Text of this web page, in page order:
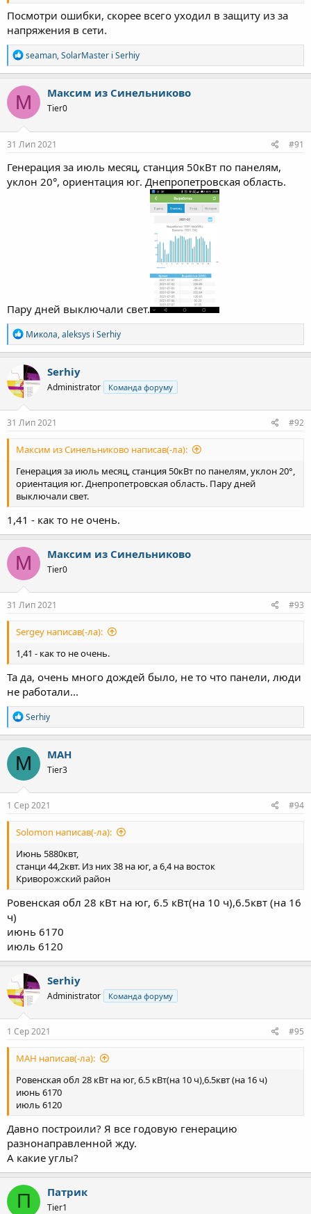
Посмотри ошибки, скорее всего уходил в защиту из за
напряжения в сети.
Р
е
а
к
ц
і
ї
:
seaman,SolarMaster і Serhiy
М Максим из Синельниково
Tier0
31 Лип 2021 #91
Генерация за июль месяц, станция 50кВт по панелям,
уклон 20°, ориентация юг. Днепропетровская область.
Пару дней выключали свет.
Р
е
а
к
ц
і
:
Микола,aleksys і Serhiy
Serhiy
Administrator Команда форуму
31 Лип 2021 #92
Максим из Синельниково написав(-ла):
Генерация за июль месяц, станция 50кВт по панелям, уклон 20°,
ориентация юг. Днепропетровская область. Пару дней
выключали свет.
1,41 - как то не очень.
М Максим из Синельниково
Tier0
31 Лип 2021 #93
Sergey написав(-ла):
1,41 - как то не очень.
Та да, очень много дождей было, не то что панели, люди
не работали...
Р
е
а
к
ц
і
ї
:
Serhiy
М МАН
Tier3
1 Сер 2021 #94
Solomon написав(-ла):
Июнь 5880квт,
станци 44,2квт. Из них 38 на юг, а 6,4 на восток
Криворожский район
Ровенская обл 28 кВт на юг, 6.5 кВт(на 10 ч),6.5квт (на 16
ч)
июнь 6170
июль 6120
Serhiy
Administrator Команда форуму
1 Сер 2021 #95
МАН написав(-ла):
Ровенская обл 28 кВт на юг, 6.5 кВт(на 10 ч),6.5квт (на 16 ч)
июнь 6170
июль 6120
Давно построили? Я все годовую генерацию
разнонаправленной жду.
А какие углы?
П Патрик
Tier1